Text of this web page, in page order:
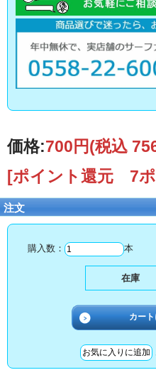
価格:700円(税込
[ポイント還元 7
注文
購入数： 本
在庫